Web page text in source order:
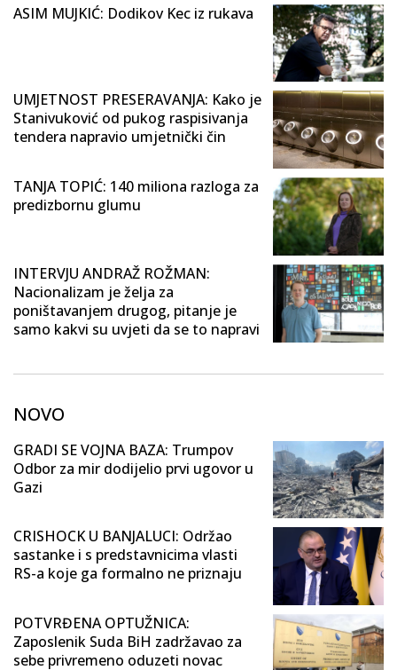
ASIM MUJKIĆ: Dodikov Kec iz rukava
UMJETNOST PRESERAVANJA: Kako je
Stanivuković od pukog raspisivanja
tendera napravio umjetnički čin
TANJA TOPIĆ: 140 miliona razloga za
predizbornu glumu
INTERVJU ANDRAŽ ROŽMAN:
Nacionalizam je želja za
poništavanjem drugog, pitanje je
samo kakvi su uvjeti da se to napravi
NOVO
GRADI SE VOJNA BAZA: Trumpov
Odbor za mir dodijelio prvi ugovor u
Gazi
CRISHOCK U BANJALUCI: Održao
sastanke i s predstavnicima vlasti
RS-a koje ga formalno ne priznaju
POTVRĐENA OPTUŽNICA:
Zaposlenik Suda BiH zadržavao za
sebe privremeno oduzeti novac